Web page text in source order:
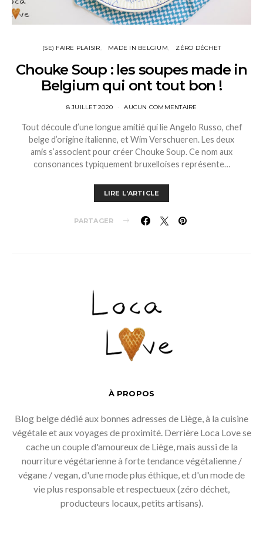
(SE) FAIRE PLAISIR MADE IN BELGIUM ZÉRO DÉCHET
Chouke Soup : les soupes made in
Belgium qui ont tout bon !
8 JUILLET 2020 AUCUN COMMENTAIRE
Tout découle d’une longue amitié qui lie Angelo Russo, chef
belge d’origine italienne, et Wim Verschueren. Les deux
amis s’associent pour créer Chouke Soup. Ce nom aux
consonances typiquement bruxelloises représente…
LIRE L'ARTICLE
PARTAGER
À PROPOS
Blog belge dédié aux bonnes adresses de Liège, à la cuisine
végétale et aux voyages de proximité. Derrière Loca Love se
cache un couple d'amoureux de Liège, mais aussi de la
nourriture végétarienne à forte tendance végétalienne /
végane / vegan, d'une mode plus éthique, et d'un mode de
vie plus responsable et respectueux (zéro déchet,
producteurs locaux, petits artisans).